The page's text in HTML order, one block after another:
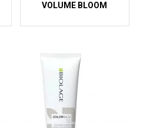
VOLUME BLOOM